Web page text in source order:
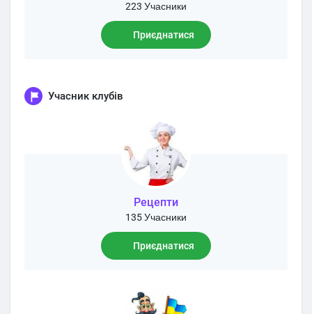
223 Учасники
Приєднатися
Учасник клубів
Рецепти
135 Учасники
Приєднатися